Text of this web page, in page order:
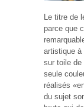
Le titre de
parce que
artistique à
sur toile de
seule
réalisés
du sujet